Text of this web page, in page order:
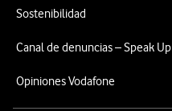
Sostenibilidad
Canal de denuncias – Speak Up
Opiniones Vodafone